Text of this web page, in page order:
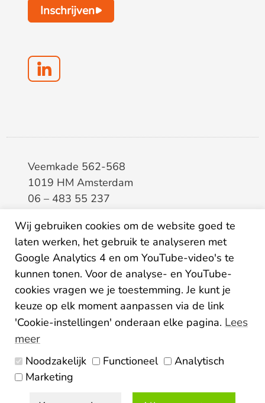
Inschrijven
Veemkade 562-568
1019 HM Amsterdam
06 – 483 55 237
BTW8133.20.343.B.01
KvK34207150
IBANNL26ABNA0507435125
Algemene voorwaarden
Disclaimer Colofon
Wij gebruiken cookies om de website goed te
laten werken, het gebruik te analyseren met
Google Analytics 4 en om YouTube-video's te
kunnen tonen. Voor de analyse- en YouTube-
cookies vragen we je toestemming. Je kunt je
keuze op elk moment aanpassen via de link
'Cookie-instellingen' onderaan elke pagina. Lees
meer
Noodzakelijk Functioneel
Analytisch
Marketing